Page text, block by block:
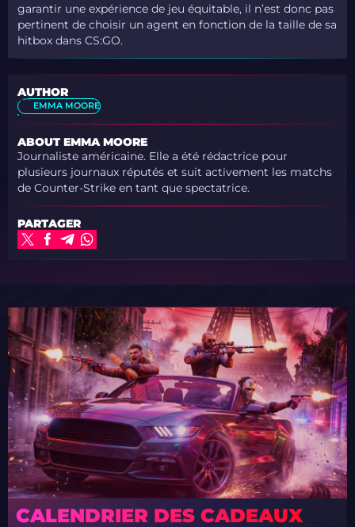
garantir une expérience de jeu équitable, il n’est donc pas
pertinent de choisir un agent en fonction de la taille de sa
hitbox dans CS:GO.
AUTHOR
EMMA MOORE
ABOUT EMMA MOORE
Journaliste américaine. Elle a été rédactrice pour
plusieurs journaux réputés et suit activement les matchs
de Counter-Strike en tant que spectatrice.
PARTAGER
CALENDRIER DES CADEAUX